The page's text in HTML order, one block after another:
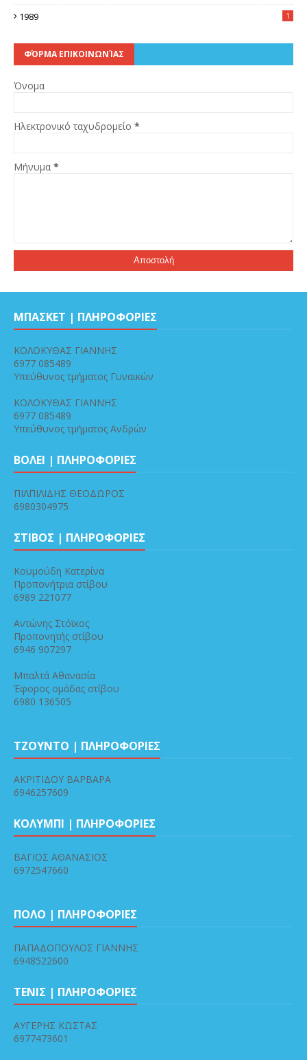
1989 1
ΦΌΡΜΑ ΕΠΙΚΟΙΝΩΝΊΑΣ
Όνομα
Ηλεκτρονικό ταχυδρομείο *
Μήνυμα *
ΜΠΑΣΚΕΤ | ΠΛΗΡΟΦΟΡΙΕΣ
ΚΟΛΟΚΥΘΑΣ ΓΙΑΝΝΗΣ
6977 085489
Υπεύθυνος τμήματος Γυναικών
ΚΟΛΟΚΥΘΑΣ ΓΙΑΝΝΗΣ
6977 085489
Υπεύθυνος τμήματος Ανδρών
ΒΟΛΕΙ | ΠΛΗΡΟΦΟΡΙΕΣ
ΠΙΛΠΙΛΙΔΗΣ ΘΕΟΔΩΡΟΣ
6980304975
ΣΤΙΒΟΣ | ΠΛΗΡΟΦΟΡΙΕΣ
Κουμούδη Κατερίνα
Προπονήτρια στίβου
6989 221077
Αντώνης Στόϊκος
Προπονητής στίβου
6946 907297
Μπαλτά Αθανασία
Έφορος ομάδας στίβου
6980 136505
ΤΖΟΥΝΤΟ | ΠΛΗΡΟΦΟΡΙΕΣ
ΑΚΡΙΤΙΔΟΥ ΒΑΡΒΑΡΑ
6946257609
ΚΟΛΥΜΠΙ | ΠΛΗΡΟΦΟΡΙΕΣ
ΒΑΓΙΟΣ ΑΘΑΝΑΣΙΟΣ
6972547660
ΠΟΛΟ | ΠΛΗΡΟΦΟΡΙΕΣ
ΠΑΠΑΔΟΠΟΥΛΟΣ ΓΙΑΝΝΗΣ
6948522600
ΤΕΝΙΣ | ΠΛΗΡΟΦΟΡΙΕΣ
ΑΥΓΕΡΗΣ ΚΩΣΤΑΣ
6977473601